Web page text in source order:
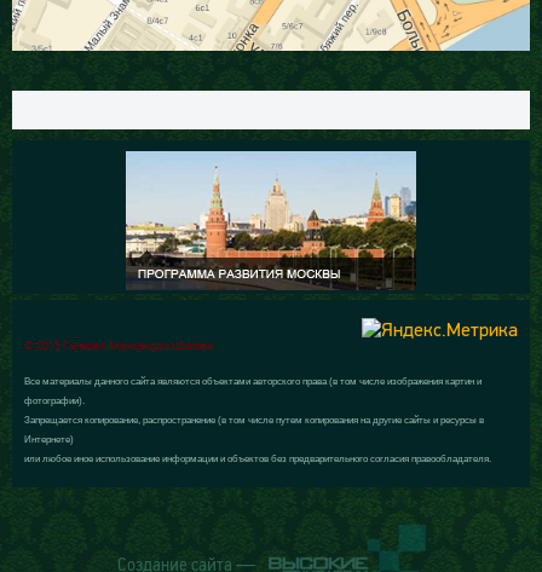
© 2015 Галерея Александра Шилова
Все материалы данного сайта являются объектами авторского права (в том числе изображения картин и
фотографии).
Запрещается копирование, распространение (в том числе путем копирования на другие сайты и ресурсы в
Интернете)
или любое иное использование информации и объектов без предварительного согласия правообладателя.
Создание сайта —